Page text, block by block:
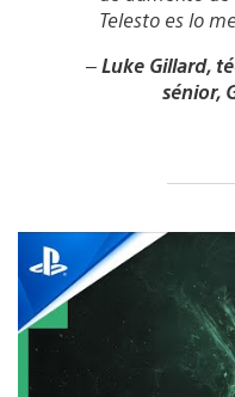
Telesto es lo
–Luke Gillard,
sénior,